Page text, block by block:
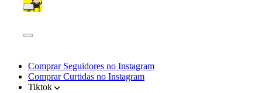
Comprar Seguidores no Instagram
Comprar Curtidas no Instagram
Tiktok